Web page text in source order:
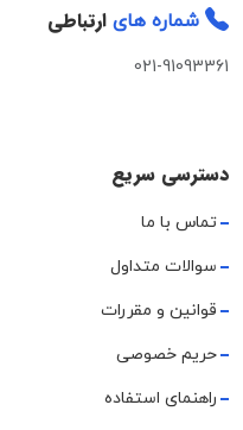
شماره های ارتباطی
021-91093361
دسترسی سریع
تماس با ما
سوالات متداول
قوانین و مقررات
حریم خصوصی
راهنمای استفاده